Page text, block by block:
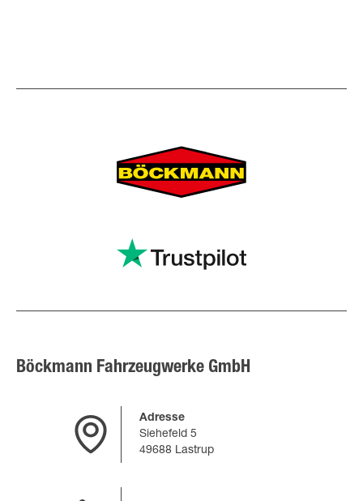
Böckmann Fahrzeugwerke GmbH
Adresse
Siehefeld 5
49688 Lastrup